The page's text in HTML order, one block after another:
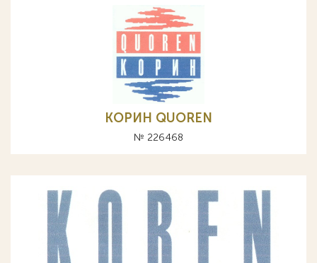
КОРИН QUOREN
№ 226468